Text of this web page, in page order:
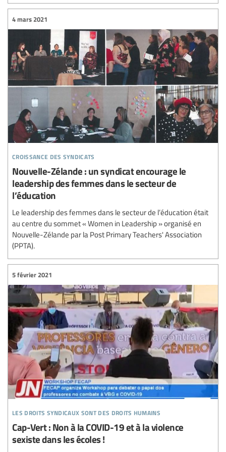
croissance des syndicats
4 mars 2021
Nouvelle-Zélande : un syndicat encourage le
leadership des femmes dans le secteur de
l’éducation
Le leadership des femmes dans le secteur de l’éducation était
au centre du sommet « Women in Leadership » organisé en
Nouvelle-Zélande par la Post Primary Teachers' Association
(PPTA).
les droits syndicaux sont des droits humains
5 février 2021
Cap-Vert : Non à la COVID-19 et à la violence
sexiste dans les écoles !